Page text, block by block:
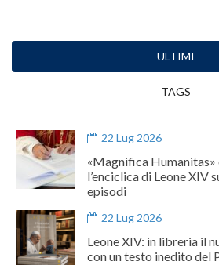
ULTIMI
TAGS
22 Lug 2026
«Magnifica Humanitas»
l’enciclica di Leone XIV
episodi
22 Lug 2026
Leone XIV: in libreria il
con un testo inedito del